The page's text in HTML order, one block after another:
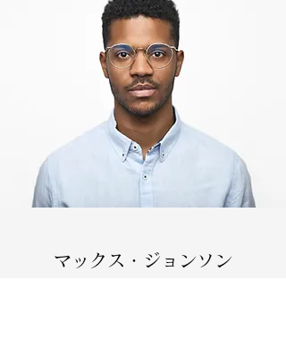
マックス・ジョンソン